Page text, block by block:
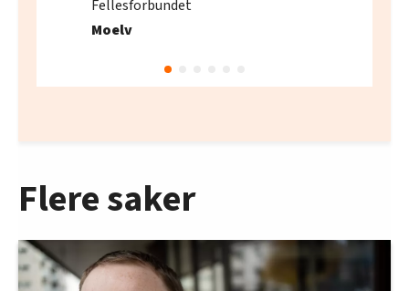
Fellesforbundet
Moelv
Flere saker